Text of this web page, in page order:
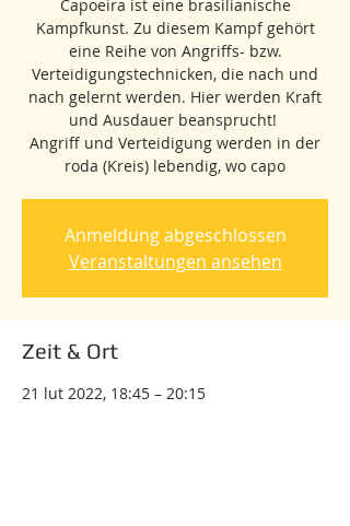
Capoeira ist eine brasilianische
Kampfkunst. Zu diesem Kampf gehört
eine Reihe von Angriffs- bzw.
Verteidigungstechnicken, die nach und
nach gelernt werden. Hier werden Kraft
und Ausdauer beansprucht!
Angriff und Verteidigung werden in der
roda (Kreis) lebendig, wo capo
Anmeldung abgeschlossen
Veranstaltungen ansehen
Zeit & Ort
21 lut 2022, 18:45 – 20:15